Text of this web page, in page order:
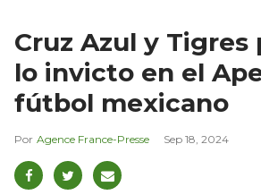
Cruz Azul y Tigres
lo invicto en el
fútbol mexicano
Agence France-Presse Sep 18, 2024